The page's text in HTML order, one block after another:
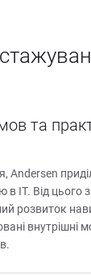
та
Andersen
в IT. Від цього
розвиток
внутрішні